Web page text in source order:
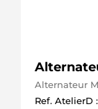
Alternateur
Ref. AtelierD :